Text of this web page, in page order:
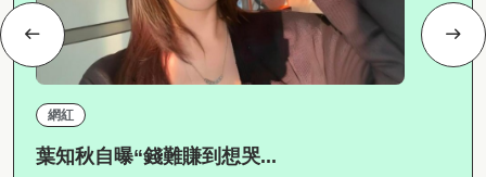
網紅
葉知秋自曝“錢難賺到想哭...